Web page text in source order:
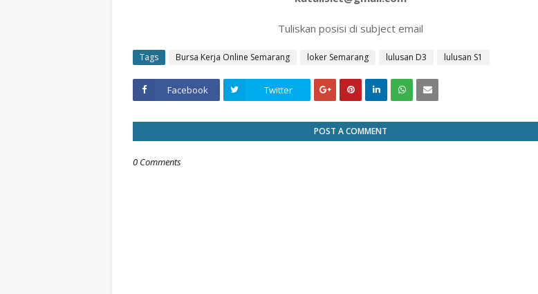
Tuliskan posisi di subject email
Tags Bursa Kerja Online Semarang loker Semarang lulusan D3 lulusan S1
Facebook Twitter
POST A COMMENT
0 Comments